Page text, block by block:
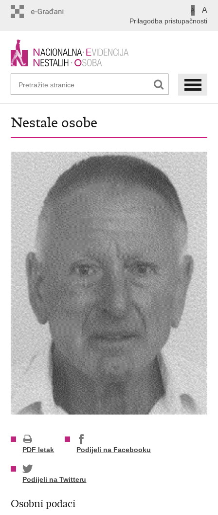
A A
Prilagodba pristupačnosti
Nestale osobe
PDF letak Podijeli na Facebooku
Podijeli na Twitteru
Osobni podaci